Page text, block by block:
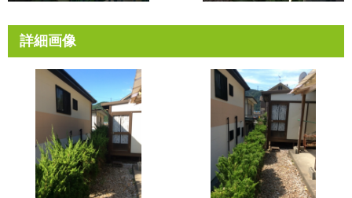
詳細画像